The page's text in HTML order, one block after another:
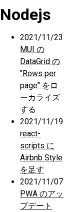
Nodejs
2021/11/23
MUI の
DataGrid の
"Rows per
page" をロ
ーカライズ
する
2021/11/19
react-
scripts に
Airbnb Style
を足す
2021/11/07
PWA のアッ
プデート